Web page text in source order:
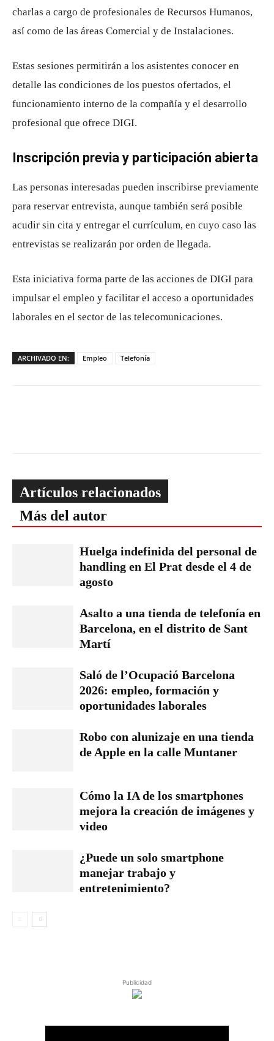
charlas a cargo de profesionales de Recursos Humanos,
así como de las áreas Comercial y de Instalaciones.
Estas sesiones permitirán a los asistentes conocer en
detalle las condiciones de los puestos ofertados, el
funcionamiento interno de la compañía y el desarrollo
profesional que ofrece DIGI.
Inscripción previa y participación abierta
Las personas interesadas pueden inscribirse previamente
para reservar entrevista, aunque también será posible
acudir sin cita y entregar el currículum, en cuyo caso las
entrevistas se realizarán por orden de llegada.
Esta iniciativa forma parte de las acciones de DIGI para
impulsar el empleo y facilitar el acceso a oportunidades
laborales en el sector de las telecomunicaciones.
ARCHIVADO EN: Empleo Telefonía
Artículos relacionados
Más del autor
Huelga indefinida del personal de
handling en El Prat desde el 4 de
agosto
Asalto a una tienda de telefonía en
Barcelona, en el distrito de Sant
Martí
Saló de l’Ocupació Barcelona
2026: empleo, formación y
oportunidades laborales
Robo con alunizaje en una tienda
de Apple en la calle Muntaner
Cómo la IA de los smartphones
mejora la creación de imágenes y
video
¿Puede un solo smartphone
manejar trabajo y
entretenimiento?
Publicidad